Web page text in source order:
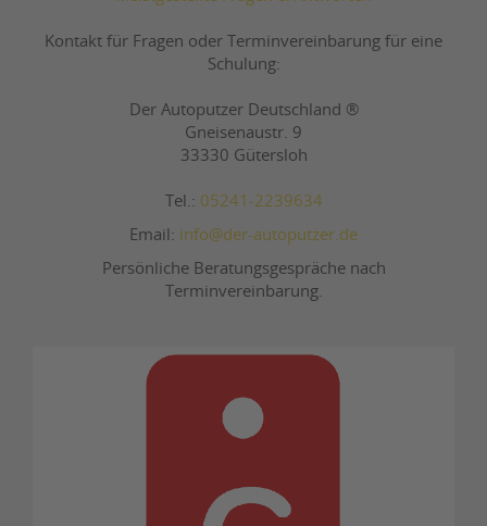
Kontakt für Fragen oder Terminvereinbarung für eine
Schulung:
Der Autoputzer Deutschland ®
Gneisenaustr. 9
33330 Gütersloh
Tel.: 05241-2239634
Email: info@der-autoputzer.de
Persönliche Beratungsgespräche nach
Terminvereinbarung.